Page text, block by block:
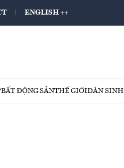
ENGLISH ++
BẤT ĐỘNG SẢNTHẾ GIỚIDÂN SINH